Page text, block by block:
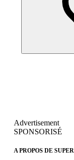
Advertisement
SPONSORISÉ
A PROPOS DE